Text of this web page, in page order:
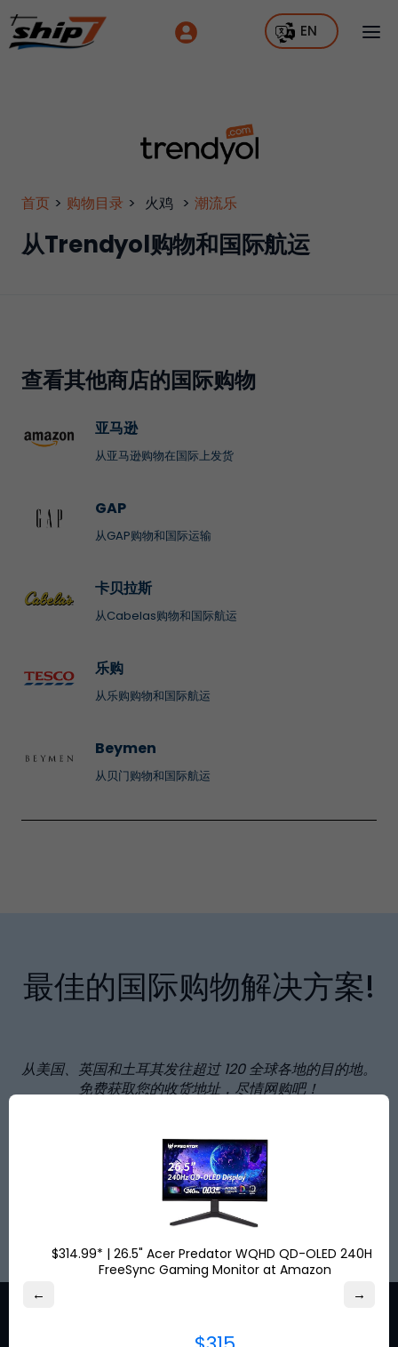
EN
首页 > 购物目录 > 火鸡 > 潮流乐
从Trendyol购物和国际航运
查看其他商店的国际购物
亚马逊
从亚马逊购物在国际上发货
GAP
从GAP购物和国际运输
卡贝拉斯
从Cabelas购物和国际航运
乐购
从乐购购物和国际航运
Beymen
从贝门购物和国际航运
最佳的国际购物解决方案!
从美国、英国和土耳其发往超过 120全球各地的目的地。
免费获取您的收货地址，尽情网购吧！
售税！
登记
← →
$314.99* | 26.5" Acer Predator WQHD QD-OLED 240Hz
FreeSync Gaming Monitor at Amazon